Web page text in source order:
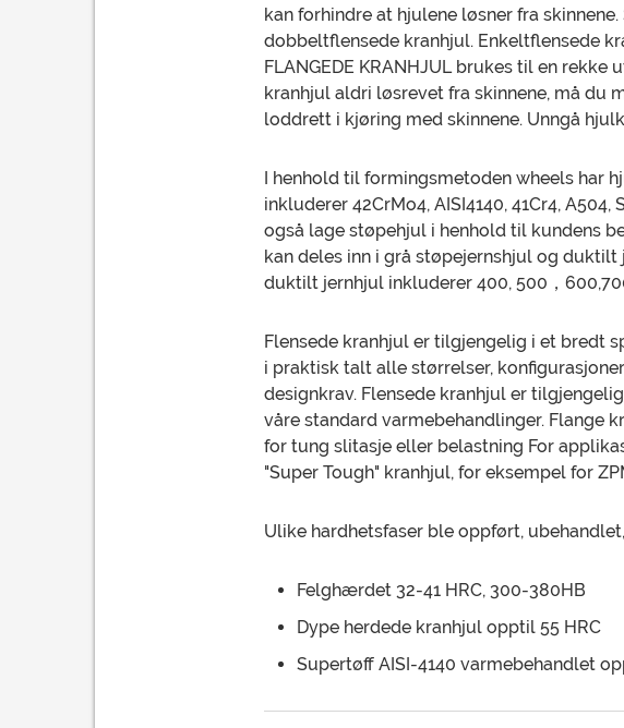
kan forhindre at hjulene løsner fra skinnene.
dobbeltflensede kranhjul. Enkeltflensede
FLANGEDE KRANHJUL brukes til en
kranhjul aldri løsrevet fra skinnene, må du
loddrett i kjøring med skinnene. Unngå
I henhold til formingsmetoden wheels har
inkluderer 42CrMo4, AISI4140, 41Cr4,
også lage støpehjul i henhold til kundens
kan deles inn i grå støpejernshjul og duktilt
duktilt jernhjul inkluderer 400, 500，
Flensede kranhjul er tilgjengelig i et bredt
i praktisk talt alle størrelser,
designkrav. Flensede kranhjul er
våre standard varmebehandlinger. Flange
for tung slitasje eller belastning For
"Super Tough" kranhjul, for eksempel for
Ulike hardhetsfaser ble oppført,
Felghærdet 32-41 HRC, 300-380HB
Dype herdede kranhjul opptil 55 HRC
Supertøff AISI-4140 varmebehandlet